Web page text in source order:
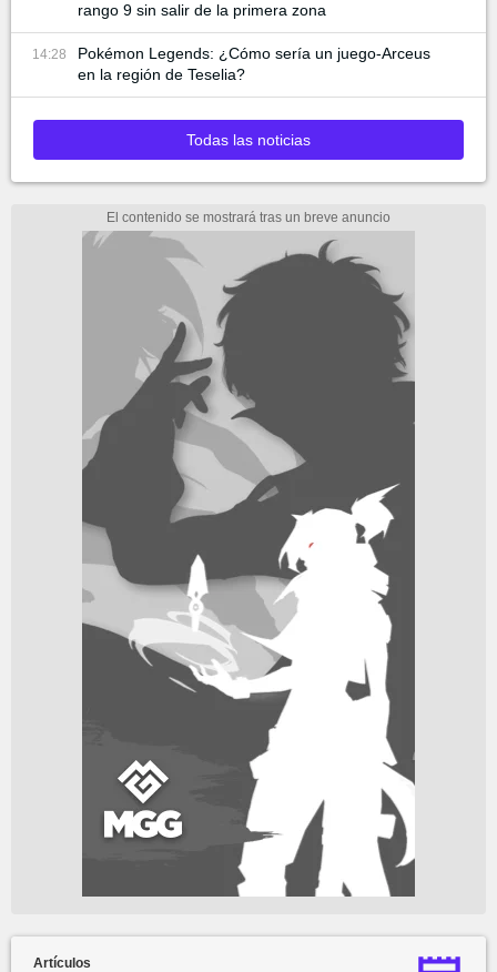
rango 9 sin salir de la primera zona
14:28
Pokémon Legends: ¿Cómo sería un juego-Arceus
en la región de Teselia?
Todas las noticias
Artículos